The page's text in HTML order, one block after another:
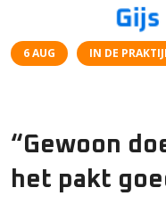
6 AUG IN DE
“Gewoon
het pakt